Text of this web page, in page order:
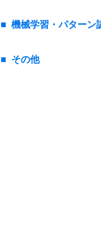
機械学習・パターン
その他